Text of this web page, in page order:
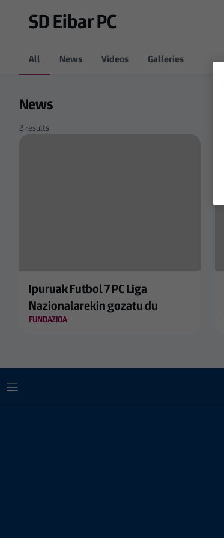
SD Eibar PC
All News Videos Galleries
News
2 results
Ipuruak Futbol 7 PC Liga
Nazionalarekin gozatu du
FUNDAZIOA